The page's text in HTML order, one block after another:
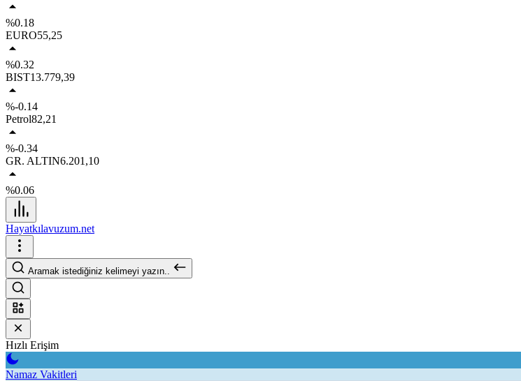
%0.18
EURO55,25
%0.32
BIST13.779,39
%-0.14
Petrol82,21
%-0.34
GR. ALTIN6.201,10
%0.06
Hayatkılavuzum.net
Aramak istediğiniz kelimeyi yazın..
Hızlı Erişim
Namaz Vakitleri